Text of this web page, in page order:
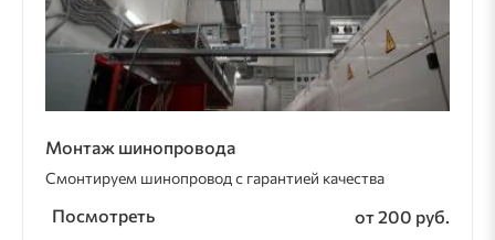
Монтаж шинопровода
Смонтируем шинопровод с гарантией качества
Посмотреть от 200 руб.